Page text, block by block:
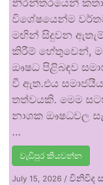
නිරන්තරයෙන්
විශේෂයෙන්ම
මඟින් සිදුවන
කිරීම් හේතුවෙන්,
ඖෂධ පිළිබඳව
වී ඇත.එය
තත්වයකි. මෙම
නාශක ඖෂධවල
…
වැඩිපුර කියවන්න
July 15, 2026 / විනිවිද